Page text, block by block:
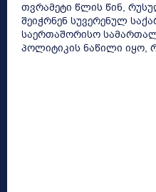
თვრამეტი წლის წინ,
შეიჭრნენ სუვერენულ
საერთაშორისო
პოლიტიკის ნაწილი იყო,